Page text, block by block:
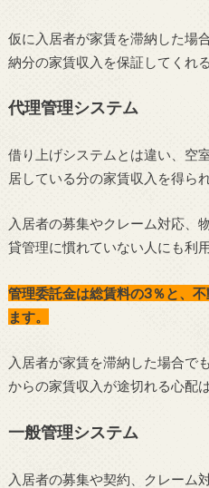
仮に入居者が家賃を滞納した場
納分の家賃収入を保証してくれ
代理管理システム
借り上げシステムとは違い、空
居している分の家賃収入を得ら
入居者の募集やクレーム対応、
貸管理に慣れていない人にも利
管理委託金は総賃料の3％と、
ます。
入居者が家賃を滞納した場合で
からの家賃収入が途切れる心配
一般管理システム
入居者の募集や契約、クレーム